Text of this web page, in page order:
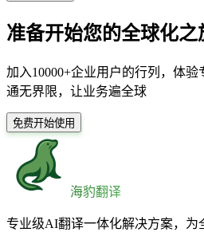
准备开始您的全球化之
加入10000+企业用户的行列，体
通无界限，让业务遍全球
免费开始使用
海豹翻译
专业级AI翻译一体化解决方案，为